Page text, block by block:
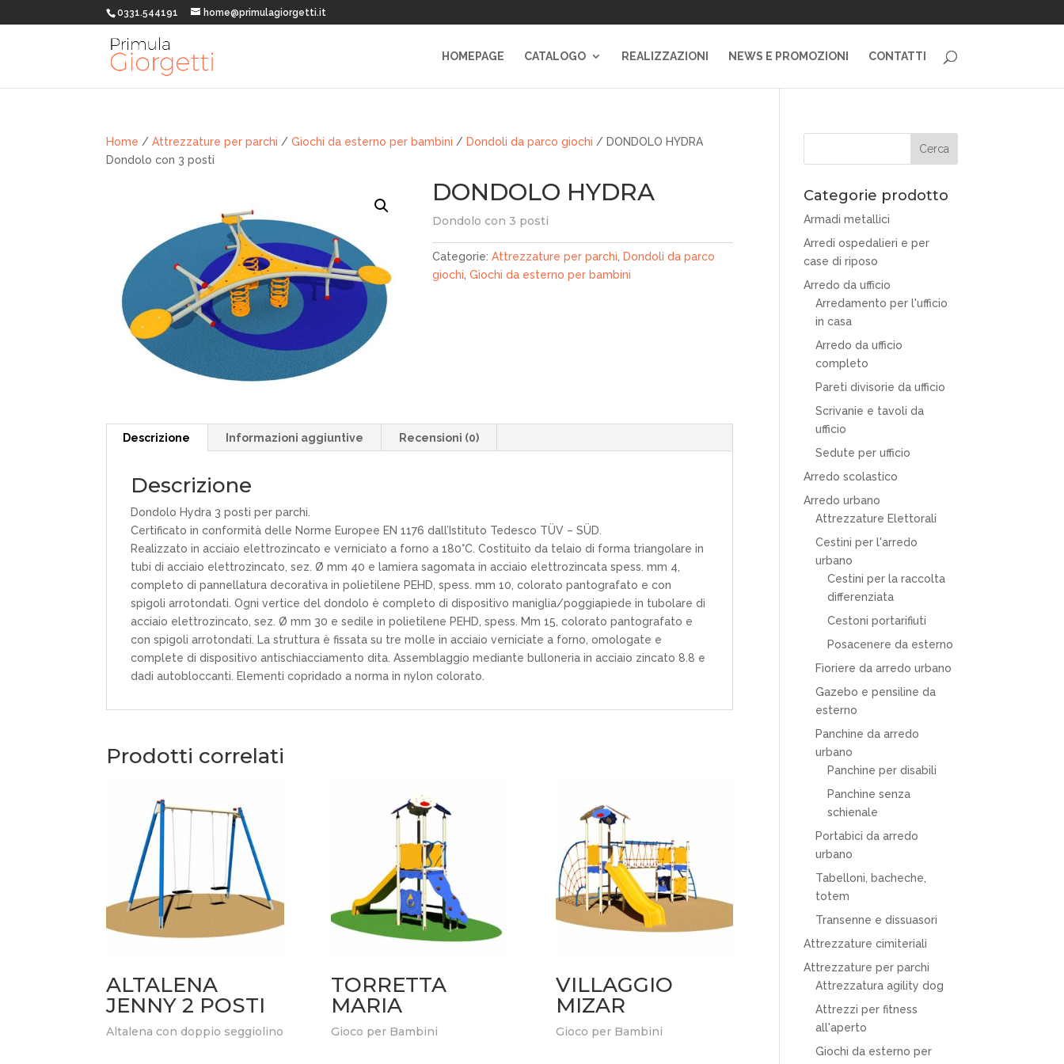
0331.544191 home@primulagiorgetti.it
HOMEPAGE CATALOGO REALIZZAZIONI NEWS E PROMOZIONI CONTATTI
Home /Attrezzature per parchi /Giochi da esterno per bambini / Dondoli da parco giochi / DONDOLO HYDRA
Dondolo con 3 posti
DONDOLO HYDRA
Dondolo con 3 posti
Categorie:Attrezzature per parchi
Dondoli da parco
giochi ,Giochi da esterno per bambini
Descrizione Informazioni aggiuntive Recensioni (0)
Descrizione
Dondolo Hydra 3 posti per parchi.
Certificato in conformità delle Norme Europee EN 1176 dall’Istituto Tedesco TÜV – SÜD.
Realizzato in acciaio elettrozincato e verniciato a forno a 180°C. Costituito da telaio di forma triangolare in
tubi di acciaio elettrozincato, sez. Ø mm 40 e lamiera sagomata in acciaio elettrozincata spess. mm 4,
completo di pannellatura decorativa in polietilene PEHD, spess. mm 10, colorato pantografato e con
spigoli arrotondati. Ogni vertice del dondolo è completo di dispositivo maniglia/poggiapiede in tubolare di
acciaio elettrozincato, sez. Ø mm 30 e sedile in polietilene PEHD, spess. Mm 15, colorato pantografato e
con spigoli arrotondati. La struttura è fissata su tre molle in acciaio verniciate a forno, omologate e
complete di dispositivo antischiacciamento dita. Assemblaggio mediante bulloneria in acciaio zincato 8.8 e
dadi autobloccanti. Elementi copridado a norma in nylon colorato.
Prodotti correlati
ALTALENA
JENNY 2 POSTI
Altalena con doppio seggiolino
TORRETTA
MARIA
Gioco per Bambini
VILLAGGIO
MIZAR
Gioco per Bambini
Categorie prodotto
Armadi metallici
Arredi ospedalieri e per
case di riposo
Arredo da ufficio
Arredamento per l'ufficio
in casa
Arredo da ufficio
completo
Pareti divisorie da ufficio
Scrivanie e tavoli da
ufficio
Sedute per ufficio
Arredo scolastico
Arredo urbano
Attrezzature Elettorali
Cestini per l'arredo
urbano
Cestini per la raccolta
differenziata
Cestoni portarifiuti
Posacenere da esterno
Fioriere da arredo urbano
Gazebo e pensiline da
esterno
Panchine da arredo
urbano
Panchine per disabili
Panchine senza
schienale
Portabici da arredo
urbano
Tabelloni, bacheche,
totem
Transenne e dissuasori
Attrezzature cimiteriali
Attrezzature per parchi
Attrezzatura agility dog
Attrezzi per fitness
all'aperto
Giochi da esterno per